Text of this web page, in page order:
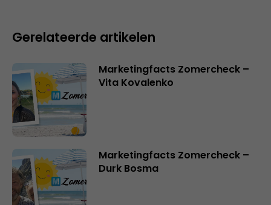
Gerelateerde artikelen
Marketingfacts Zomercheck –
Vita Kovalenko
Marketingfacts Zomercheck –
Durk Bosma